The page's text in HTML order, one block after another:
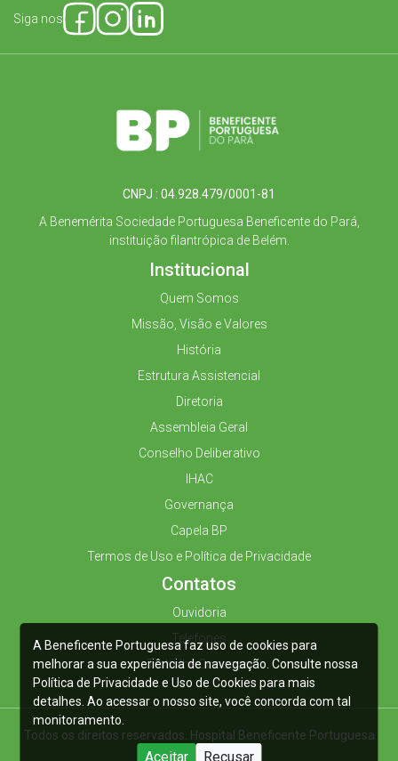
Siga nos
CNPJ : 04.928.479/0001-81
A Benemérita Sociedade Portuguesa Beneficente do Pará,
instituição filantrópica de Belém.
Institucional
Quem Somos
Missão, Visão e Valores
História
Estrutura Assistencial
Diretoria
Assembleia Geral
Conselho Deliberativo
IHAC
Governança
Capela BP
Termos de Uso e Política de Privacidade
Contatos
Ouvidoria
Telefones
Trabalhe Conosco
Todos os direitos reservados. Hospital Beneficente Portuguesa
2025
A Beneficente Portuguesa faz uso de cookies para
melhorar a sua experiência de navegação. Consulte nossa
Política de Privacidade e Uso de Cookies para mais
detalhes. Ao acessar o nosso site, você concorda com tal
monitoramento.
Aceitar Recusar